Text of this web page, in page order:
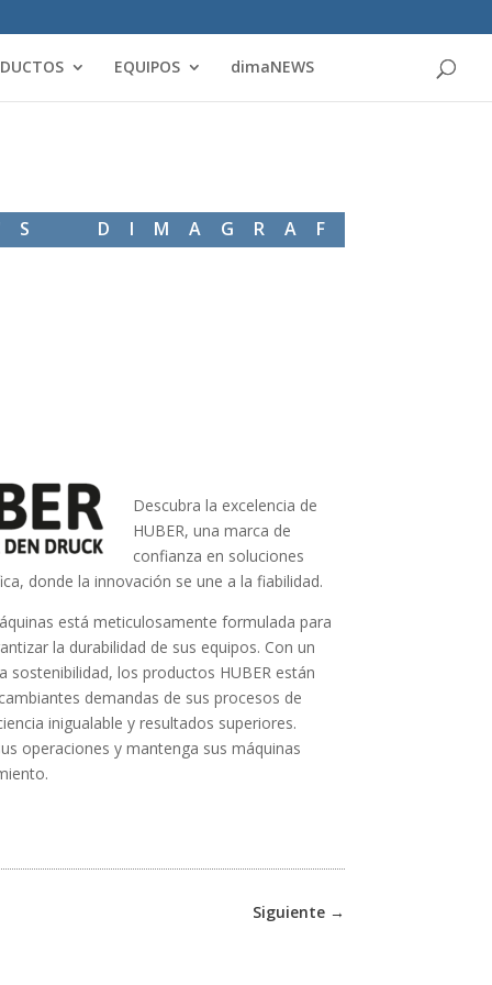
EQUIPOS dimaNEWS
Products
DIMAGRAF
Descubra la excelencia de
HUBER, una marca de
confianza en soluciones
donde la innovación se une a la fiabilidad.
está meticulosamente formulada para
la durabilidad de sus equipos. Con un
sostenibilidad, los productos HUBER están
demandas de sus procesos de
inigualable y resultados superiores.
operaciones y mantenga sus máquinas
Siguiente→